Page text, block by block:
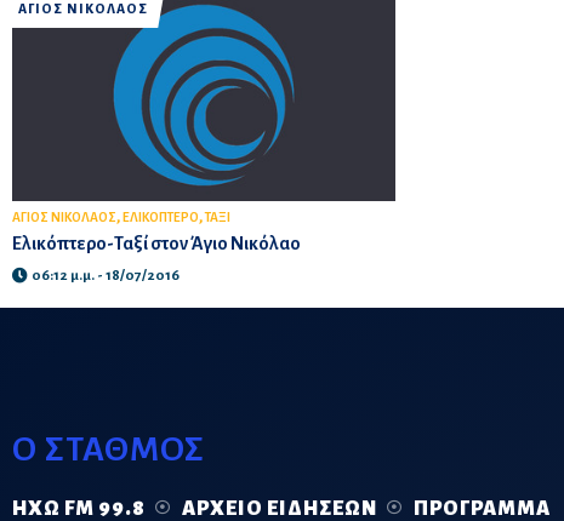
ΑΓΙΟΣ ΝΙΚΟΛΑΟΣ
ΑΓΙΟΣ ΝΙΚΟΛΑΟΣ, ΕΛΙΚΟΠΤΕΡΟ,ΤΑΞΙ
Ελικόπτερο-Ταξί στον Άγιο Νικόλαο
06:12 μ.μ. - 18/07/2016
Ο ΣΤΑΘΜΟΣ
ΗΧΏ FM 99.8 ΑΡΧΕΊΟ ΕΙΔΉΣΕΩΝ ΠΡΌΓΡΑΜΜΑ